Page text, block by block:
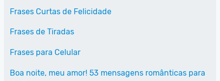
Frases Curtas de Felicidade
Frases de Tiradas
Frases para Celular
Boa noite, meu amor! 53 mensagens românticas para